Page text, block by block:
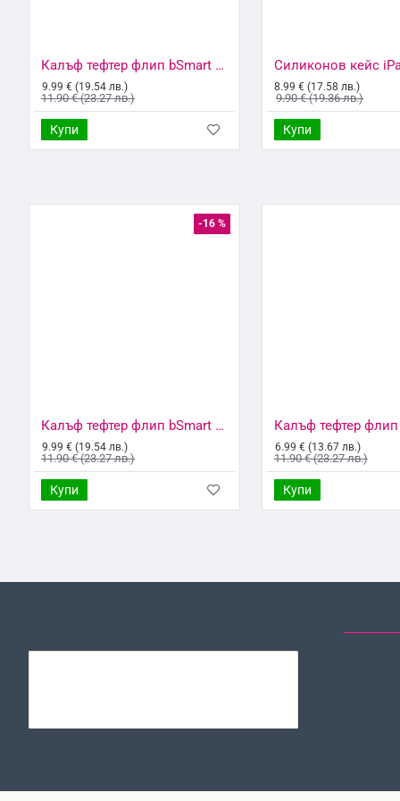
Калъф тефтер флип bSmart Magnetic Book страничен, За Samsung Galaxy S22 Plus 5G (S906B), Черен
9.99 € (19.54 лв.)
11.90 € (23.27 лв.)
Купи
8.99 € (17.58 лв.)
9.90 € (19.36 лв.)
Купи
-16 %
Калъф тефтер флип bSmart Magnet Book страничен, За Xiaomi Redmi 9C, Черен
9.99 € (19.54 лв.)
11.90 € (23.27 лв.)
Купи
6.99 € (13.67 лв.)
11.90 € (23.27 лв.)
Купи